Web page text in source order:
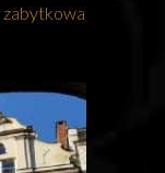
zabytkowa